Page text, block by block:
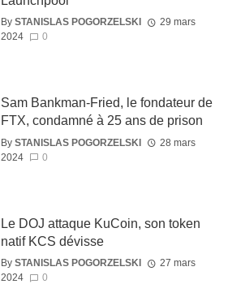
By STANISLAS POGORZELSKI
29 mars
2024
0
Sam Bankman-Fried, le fondateur de
FTX, condamné à 25 ans de prison
By STANISLAS POGORZELSKI
28 mars
2024
0
Le DOJ attaque KuCoin, son token
natif KCS dévisse
By STANISLAS POGORZELSKI
27 mars
2024
0